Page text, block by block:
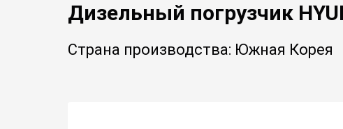
Дизельный погрузчик
Страна производства: Южная Корея